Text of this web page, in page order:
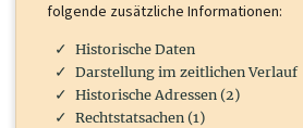
folgende zusätzliche Informationen:
Historische Daten
Darstellung im zeitlichen Verlauf
Historische Adressen (2)
Rechtstatsachen (1)